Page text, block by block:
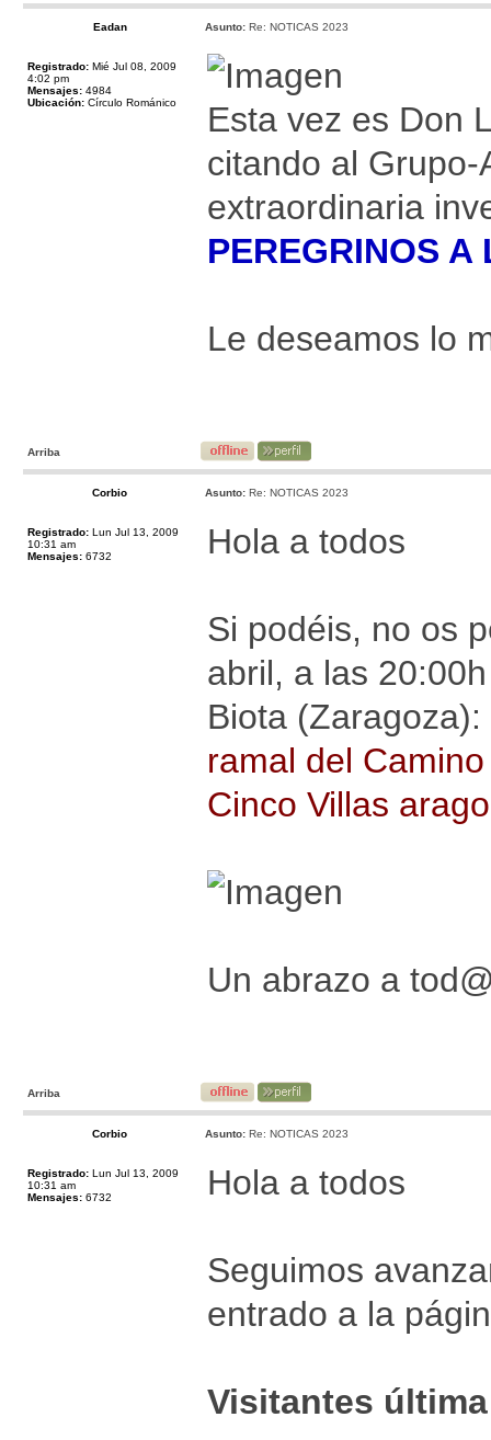
Eadan Asunto: Re: NOTICAS 2023
Registrado: Mié Jul 08, 2009
4:02 pm
Mensajes: 4984
Ubicación: Círculo Románico
Esta vez es Don
citando al
extraordinaria
PEREGRINOS
Le deseamos lo
Arriba
Corbio Asunto: Re: NOTICAS 2023
Registrado: Lun Jul 13, 2009
10:31 am
Mensajes: 6732 Hola a todos
Si podéis, no os
abril, a las
Biota (Zaragoza):
ramal del
Cinco Villas
Un abrazo a
Arriba
Corbio Asunto: Re: NOTICAS 2023
Registrado: Lun Jul 13, 2009
10:31 am
Mensajes: 6732 Hola a todos
Seguimos
entrado a la
Visitantes